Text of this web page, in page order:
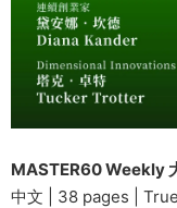
MASTER60 Weekly
中文 | 38 pages |